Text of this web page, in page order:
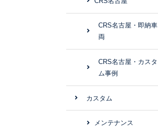
CRS名古屋・即納車
両
CRS名古屋・カスタ
ム事例
カスタム
メンテナンス